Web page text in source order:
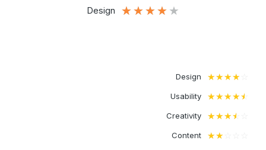
Design ★★★★ ★
Design ☆☆☆☆
Usability ☆☆☆☆☆
Creativity ☆☆☆☆
Content ☆☆